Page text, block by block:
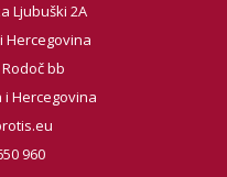
Ljubuški 2A
Hercegovina
bb
i Hercegovina
960